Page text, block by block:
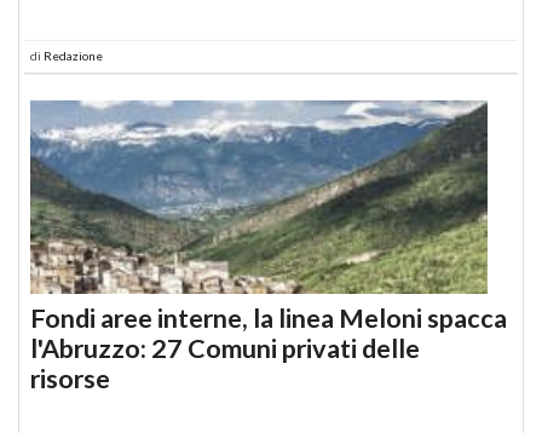
di Redazione
Fondi aree interne, la linea Meloni spacca
l'Abruzzo: 27 Comuni privati delle
risorse